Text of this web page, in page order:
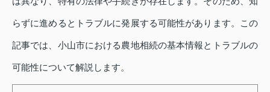
らずに進めるとトラブルに発展する可能性があります。この
記事では、小山市における農地相続の基本情報とトラブルの
可能性について解説します。